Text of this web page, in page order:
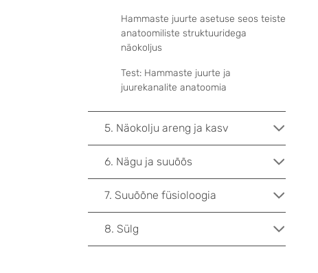
Hammaste juurte asetuse seos teiste
anatoomiliste struktuuridega
näokoljus
Test: Hammaste juurte ja
juurekanalite anatoomia
5. Näokolju areng ja kasv
6. Nägu ja suuõõs
7. Suuõõne füsioloogia
8. Sülg